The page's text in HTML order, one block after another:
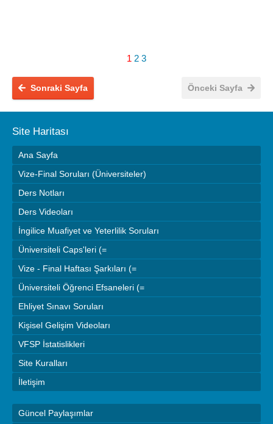
1 2 3
Önceki Sayfa
Sonraki Sayfa
Site Haritası
Ana Sayfa
Vize-Final Soruları (Üniversiteler)
Ders Notları
Ders Videoları
İngilice Muafiyet ve Yeterlilik Soruları
Üniversiteli Caps'leri (=
Vize - Final Haftası Şarkıları (=
Üniversiteli Öğrenci Efsaneleri (=
Ehliyet Sınavı Soruları
Kişisel Gelişim Videoları
VFSP İstatislikleri
Site Kuralları
İletişim
Güncel Paylaşımlar